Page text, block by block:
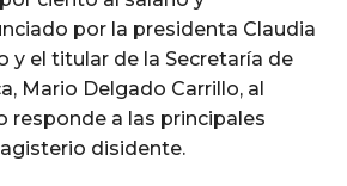
por la presidenta Claudia
y el titular de la Secretaría de
Mario Delgado Carrillo, al
responde a las principales
disidente.